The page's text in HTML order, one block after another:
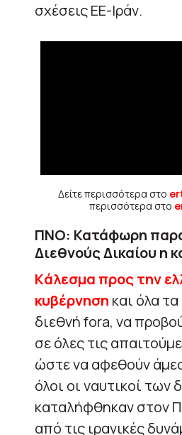
σχέσεις ΕΕ-Ιράν.
Δείτε περισσότερα στο
περισσότερα στο
ΠΝΟ: Κατάφωρη
Διεθνούς Δικαίου η
Kάλεσμα προς την
κυβέρνηση και όλα
διεθνή fora, να
σε όλες τις
ώστε να αφεθούν
όλοι οι ναυτικοί των
καταλήφθηκαν στον
από τις ιρανικές